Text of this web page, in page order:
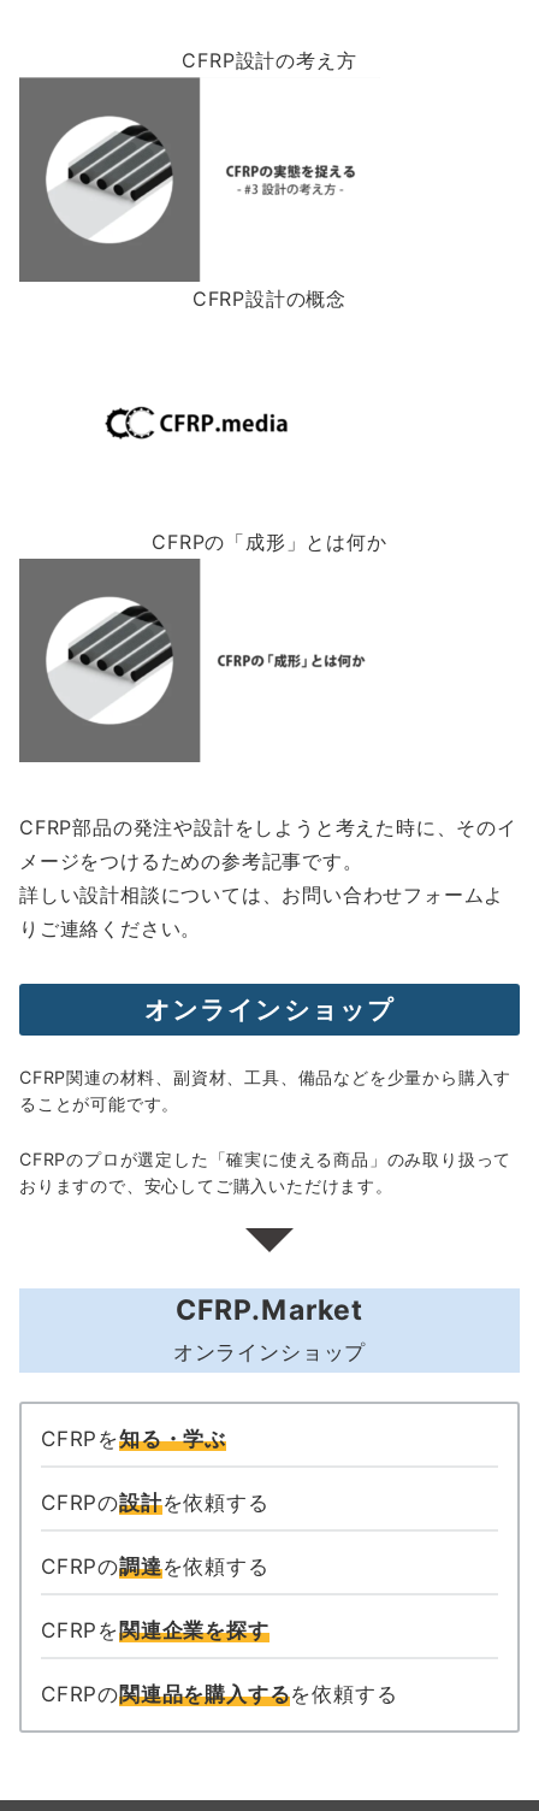
CFRP設計の考え方
CFRP設計の概念
CFRPの「成形」とは何か
CFRP部品の発注や設計をしようと考えた時に、そのイ
メージをつけるための参考記事です。
詳しい設計相談については、お問い合わせフォームよ
りご連絡ください。
オンラインショップ
CFRP関連の材料、副資材、工具、備品などを少量から購入す
ることが可能です。
CFRPのプロが選定した「確実に使える商品」のみ取り扱って
おりますので、安心してご購入いただけます。
CFRP.Market
オンラインショップ
CFRPを知る・学ぶ
CFRPの設計を依頼する
CFRPの調達を依頼する
CFRPを関連企業を探す
CFRPの関連品を購入するを依頼する